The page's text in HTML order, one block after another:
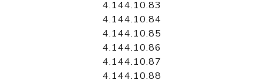
4.144.10.83
4.144.10.84
4.144.10.85
4.144.10.86
4.144.10.87
4.144.10.88